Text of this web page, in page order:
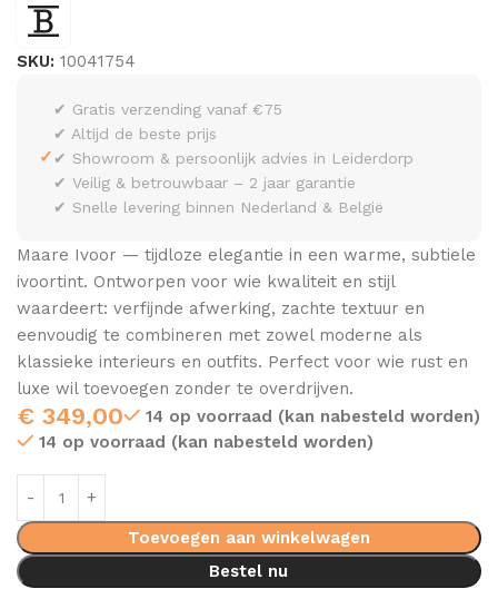
SKU: 10041754
✓
✔ Gratis verzending vanaf €75
✔ Altijd de beste prijs
✔ Showroom & persoonlijk advies in Leiderdorp
✔ Veilig & betrouwbaar – 2 jaar garantie
✔ Snelle levering binnen Nederland & België
Maare Ivoor — tijdloze elegantie in een warme, subtiele
ivoortint. Ontworpen voor wie kwaliteit en stijl
waardeert: verfijnde afwerking, zachte textuur en
eenvoudig te combineren met zowel moderne als
klassieke interieurs en outfits. Perfect voor wie rust en
luxe wil toevoegen zonder te overdrijven.
€ 349,00
14 op voorraad (kan nabesteld worden)
14 op voorraad (kan nabesteld worden)
Toevoegen aan winkelwagen
Bestel nu